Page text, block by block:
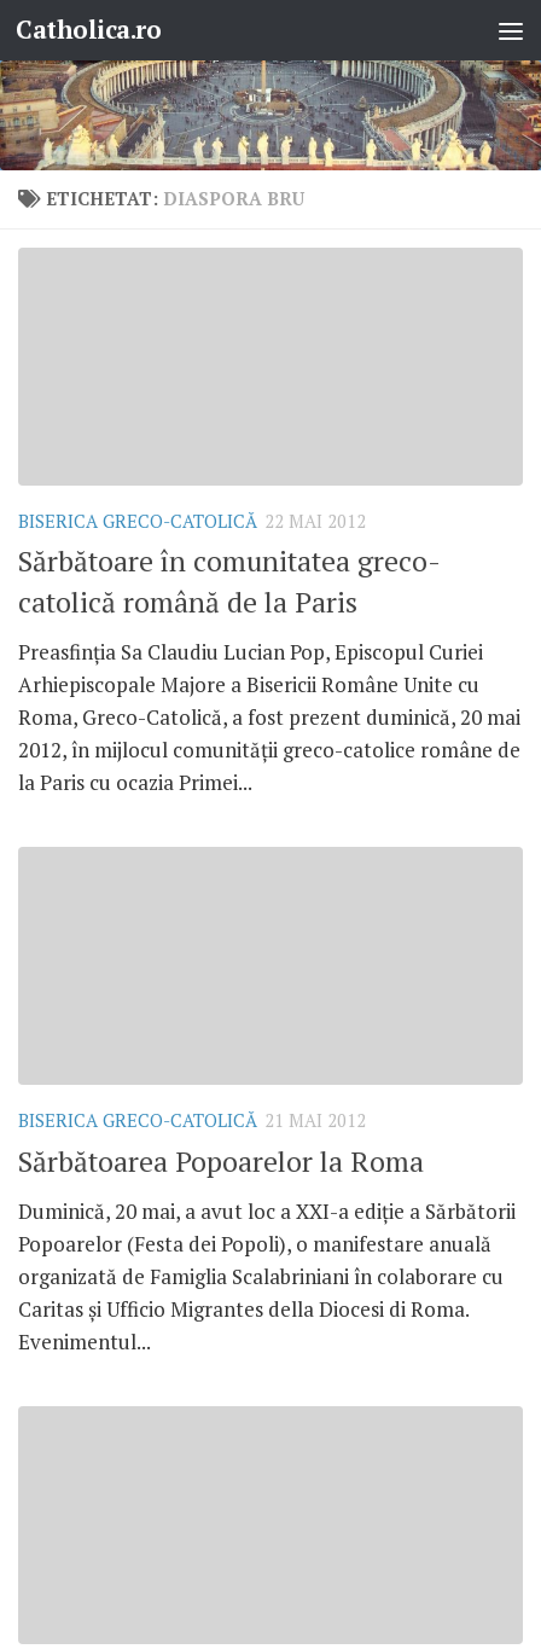
Skip to content
Catholica.ro
ETICHETAT: DIASPORA BRU
BISERICA GRECO-CATOLICĂ 22 MAI 2012
Sărbătoare în comunitatea greco-
catolică română de la Paris
Preasfinţia Sa Claudiu Lucian Pop, Episcopul Curiei
Arhiepiscopale Majore a Bisericii Române Unite cu
Roma, Greco-Catolică, a fost prezent duminică, 20 mai
2012, în mijlocul comunităţii greco-catolice române de
la Paris cu ocazia Primei...
BISERICA GRECO-CATOLICĂ 21 MAI 2012
Sărbătoarea Popoarelor la Roma
Duminică, 20 mai, a avut loc a XXI-a ediţie a Sărbătorii
Popoarelor (Festa dei Popoli), o manifestare anuală
organizată de Famiglia Scalabriniani în colaborare cu
Caritas şi Ufficio Migrantes della Diocesi di Roma.
Evenimentul...